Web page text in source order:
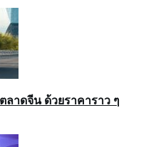
ลาดจีน ด้วยราคาราว ๆ